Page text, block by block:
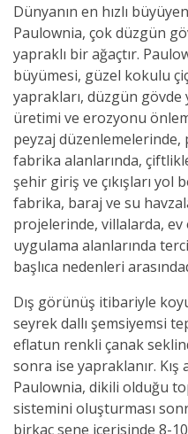
Dünyanın en hızlı
Paulownia, çok düzgün
yapraklı bir ağaçtır.
büyümesi, güzel kokulu
yaprakları, düzgün gövde
üretimi ve erozyonu
peyzaj düzenlemelerinde,
fabrika alanlarında,
şehir giriş ve çıkışları yol
fabrika, baraj ve su
projelerinde, villalarda,
uygulama alanlarında
başlıca nedenleri
Dış görünüş itibariyle
seyrek dallı şemsiyemsi
eflatun renkli çanak
sonra ise yapraklanır. Kış
Paulownia, dikili olduğu
sistemini oluşturması
birkaç sene içerisinde 8-